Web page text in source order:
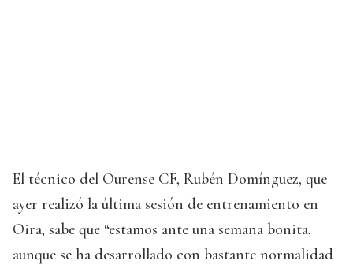
El técnico del Ourense CF, Rubén Domínguez, que
ayer realizó la última sesión de entrenamiento en
Oira, sabe que “estamos ante una semana bonita,
aunque se ha desarrollado con bastante normalidad